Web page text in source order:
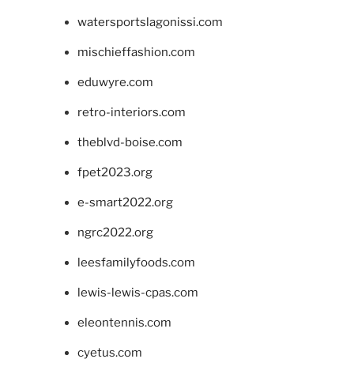
watersportslagonissi.com
mischieffashion.com
eduwyre.com
retro-interiors.com
theblvd-boise.com
fpet2023.org
e-smart2022.org
ngrc2022.org
leesfamilyfoods.com
lewis-lewis-cpas.com
eleontennis.com
cyetus.com